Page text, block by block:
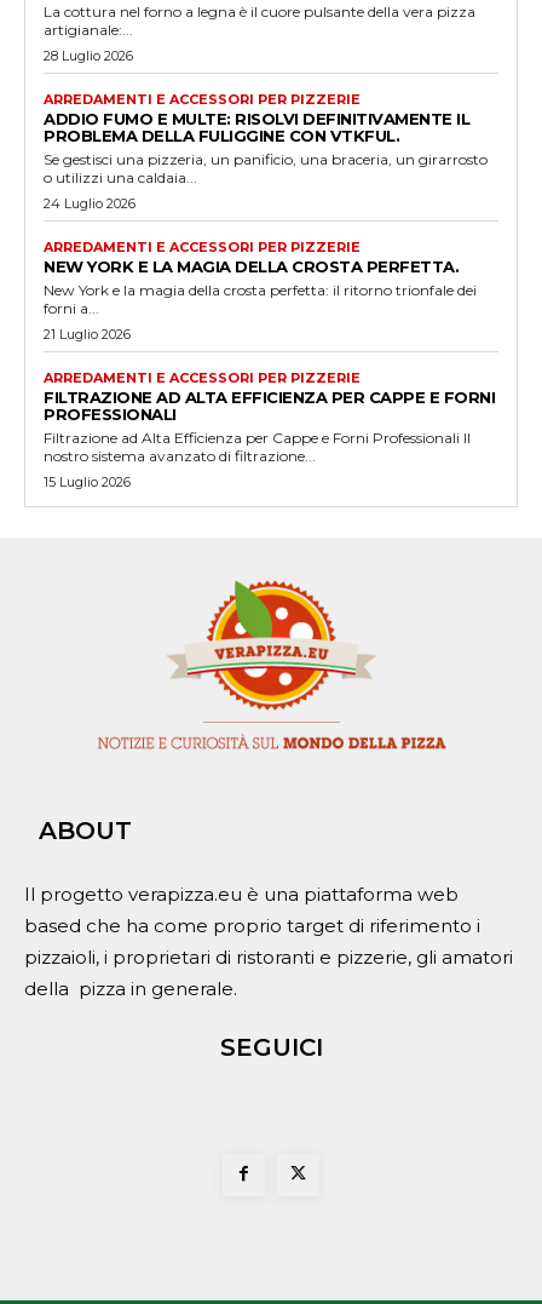
La cottura nel forno a legna è il cuore pulsante della vera pizza
artigianale:...
28 Luglio 2026
ARREDAMENTI E ACCESSORI PER PIZZERIE
ADDIO FUMO E MULTE: RISOLVI DEFINITIVAMENTE IL
PROBLEMA DELLA FULIGGINE CON VTKFUL.
Se gestisci una pizzeria, un panificio, una braceria, un girarrosto
o utilizzi una caldaia...
24 Luglio 2026
ARREDAMENTI E ACCESSORI PER PIZZERIE
NEW YORK E LA MAGIA DELLA CROSTA PERFETTA.
New York e la magia della crosta perfetta: il ritorno trionfale dei
forni a...
21 Luglio 2026
ARREDAMENTI E ACCESSORI PER PIZZERIE
FILTRAZIONE AD ALTA EFFICIENZA PER CAPPE E FORNI
PROFESSIONALI
Filtrazione ad Alta Efficienza per Cappe e Forni Professionali Il
nostro sistema avanzato di filtrazione...
15 Luglio 2026
ABOUT
Il progetto verapizza.eu è una piattaforma web
based che ha come proprio target di riferimento i
pizzaioli, i proprietari di ristoranti e pizzerie, gli amatori
della pizza in generale.
SEGUICI